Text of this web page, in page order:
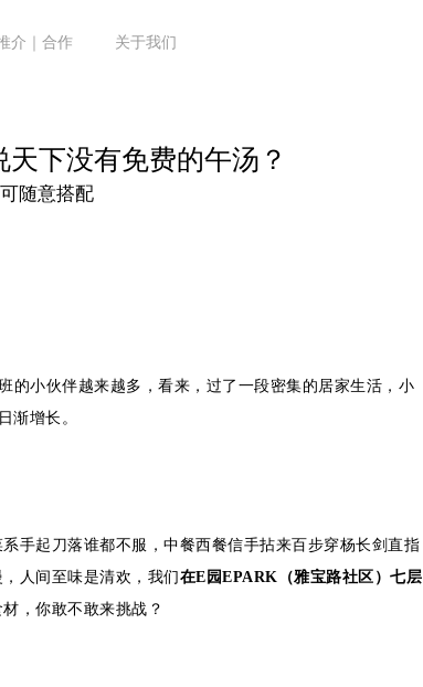
介｜合作 关于我们
天下没有免费的午汤？
随意搭配
的小伙伴越来越多，看来，过了一段密集的居家生活，小
渐增长。
手起刀落谁都不服，中餐西餐信手拈来百步穿杨长剑直指
，人间至味是清欢，我们在E园EPARK（雅宝路社区）七层
，你敢不敢来挑战？